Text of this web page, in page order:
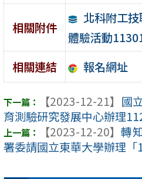
相關附件
北科附工
體驗活動
相關連結
報名網址
【2023-12-21】 國
育測驗研究發展中心辦理
【2023-12-20】 轉
署委請國立東華大學辦理「